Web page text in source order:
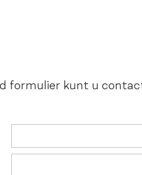
formulier kunt u